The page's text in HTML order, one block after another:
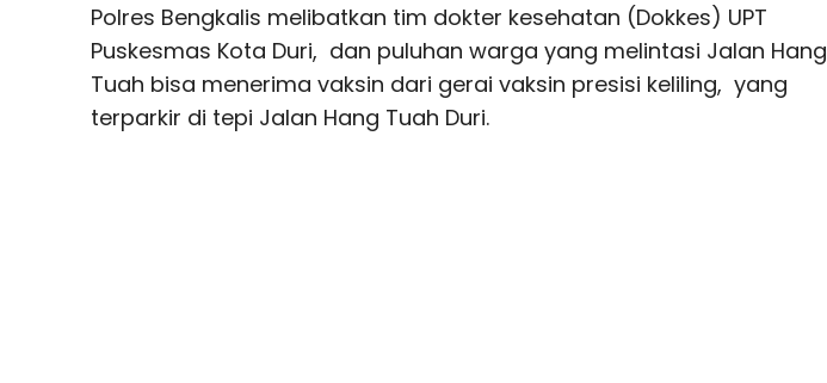
Polres Bengkalis melibatkan tim dokter kesehatan (Dokkes) UPT
Puskesmas Kota Duri, dan puluhan warga yang melintasi Jalan Hang
Tuah bisa menerima vaksin dari gerai vaksin presisi keliling, yang
terparkir di tepi Jalan Hang Tuah Duri.